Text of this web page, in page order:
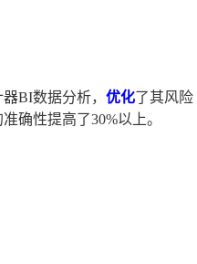
BI数据分析， 优化了其风险
确性提高了30%以上。